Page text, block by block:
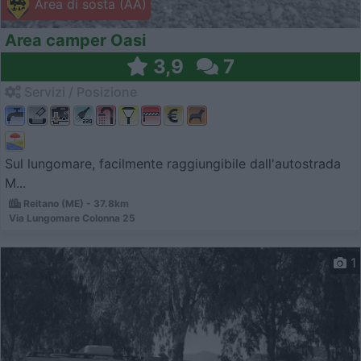
Area di sosta (AA)
Area camper Oasi
3,9 7
Sul lungomare, facilmente raggiungibile dall'autostrada
M...
Reitano (ME) - 37.8km
Via Lungomare Colonna 25
1